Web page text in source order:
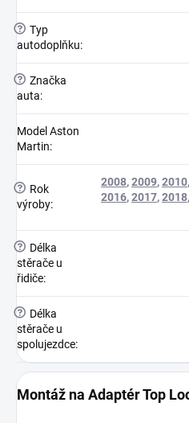
? Typ
autodoplňku:
? Značka
auta:
Model Aston
Martin:
?
Rok
výroby:
2008,2009,2010,
2016,2017,2018,
?
Délka
stěrače u
řidiče:
?
Délka
stěrače u
spolujezdce:
Montáž na Adaptér Top